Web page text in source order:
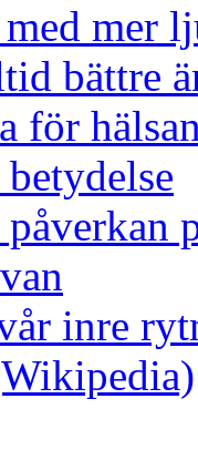
mer
bättre
för
inre